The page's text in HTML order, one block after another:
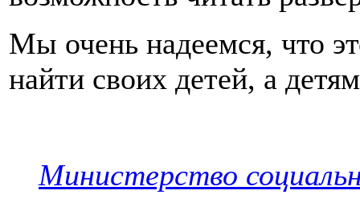
Мы очень надеемся, что
найти своих детей, а
Министерство